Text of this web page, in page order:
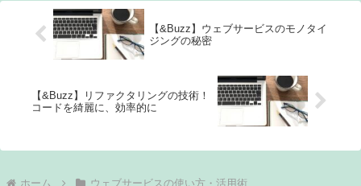
【&Buzz】ウェブサービスのモノタイ
ジングの秘密
【&Buzz】リファクタリングの技術！
コードを綺麗に、効率的に
ホーム ウェブサービスの使い方・活用術